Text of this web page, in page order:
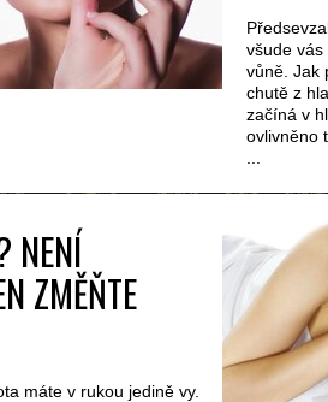
všude
vůně. Jak
chutě z
začíná v
ovlivněno
NENÍ
ZMĚŇTE
máte v rukou jedině vy.